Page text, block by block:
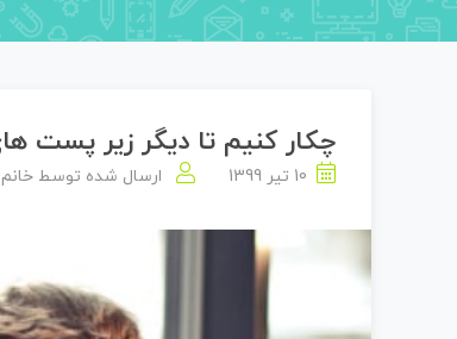
چکار کنیم تا دیگر زیر پست
10 تیر 1399 ارسال شده توسط